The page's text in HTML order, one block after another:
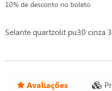
10% de desconto no boleto
Selante quartzolit pu30 cinza
Avaliações